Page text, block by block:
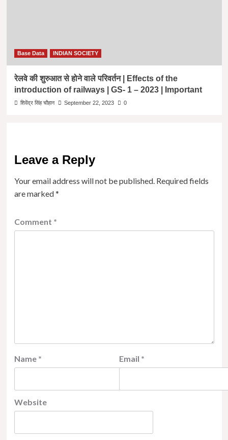
Base Data INDIAN SOCIETY
रेलवे की शुरुआत से होने वाले परिवर्तन | Effects of the
introduction of railways | GS- 1 – 2023 | Important
शिवेंद्र सिंह चौहान September 22, 2023 0
Leave a Reply
Your email address will not be published. Required fields
are marked*
Comment *
Name * Email *
Website